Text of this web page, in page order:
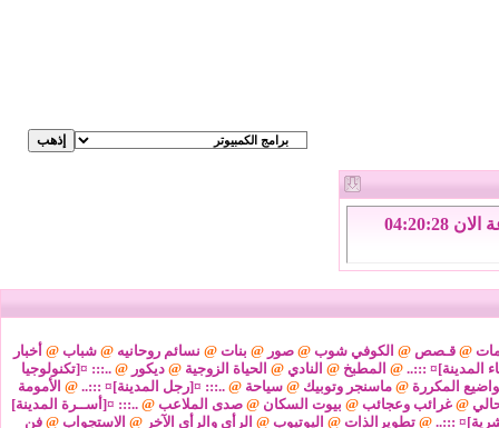
الاحد 9 من اغسطس 2026 , الساعة الان 04:20:28
@قـصص @ الكوفي شوب @صور @ بنات @ نسائم روحانيه @شباب @ أخبار
المدينة]¤ :::.. @ المطبخ @ النادي @ الحياة الزوجية @ديكور @..::: ¤[تكنولوجيا
المكررة @ ماسنجر وتوبيك @ سياحة @ ..::: ¤[رجل المدينة]¤ :::.. @ الأمومة
@ غرائب وعجائب @ بيوت السكان @ صدى الملاعب @ ..::: ¤[أســرة المدينة]
:::..
@ تطويرالذات @ اليوتيوب @ الرأي والرأي الآخر @ الاستجواب @ فن